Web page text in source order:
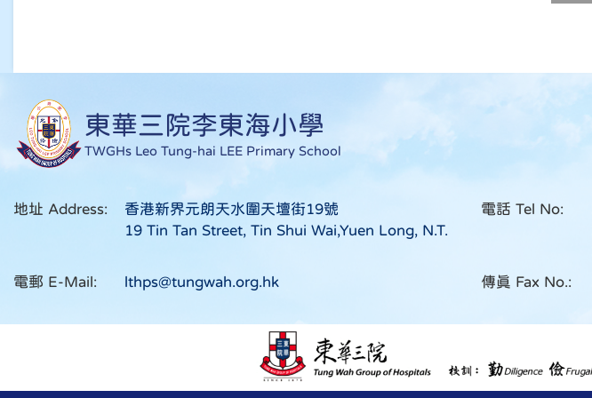
東華三院李東海小學
TWGHs Leo Tung-hai LEE Primary School
地址 Address:
香港新界元朗天水圍天壇街19號
19 Tin Tan Street, Tin Shui Wai,Yuen Long, N.T.
電話 Tel No:
電郵 E-Mail:
lthps@tungwah.org.hk 傳真 Fax No.: